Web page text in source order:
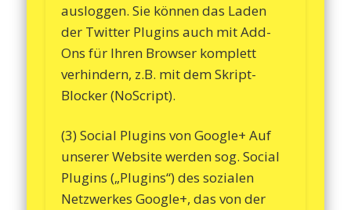
ausloggen. Sie können das Laden
der Twitter Plugins auch mit Add-
Ons für Ihren Browser komplett
verhindern, z.B. mit dem Skript-
Blocker (NoScript).
(3) Social Plugins von Google+ Auf
unserer Website werden sog. Social
Plugins („Plugins“) des sozialen
Netzwerkes Google+, das von der